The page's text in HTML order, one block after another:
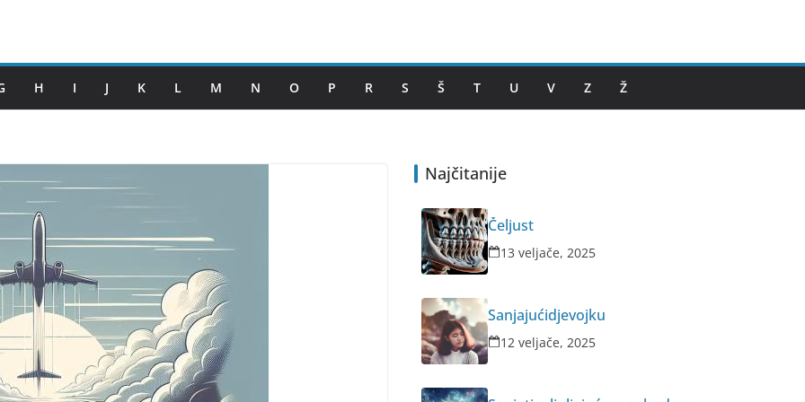
H I J K L M N O P R S Š T U V Z Ž
Najčitanije
Čeljust
13 veljače, 2025
Sanjajućidjevojku
12 veljače, 2025